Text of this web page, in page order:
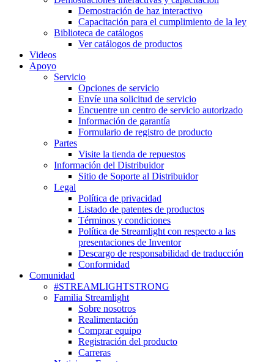
Demostración de haz interactivo
Capacitación para el cumplimiento de la ley
Biblioteca de catálogos
Ver catálogos de productos
Videos
Apoyo
Servicio
Opciones de servicio
Envíe una solicitud de servicio
Encuentre un centro de servicio autorizado
Información de garantía
Formulario de registro de producto
Partes
Visite la tienda de repuestos
Información del Distribuidor
Sitio de Soporte al Distribuidor
Legal
Política de privacidad
Listado de patentes de productos
Términos y condiciones
Política de Streamlight con respecto a las
presentaciones de Inventor
Descargo de responsabilidad de traducción
Conformidad
Comunidad
#STREAMLIGHTSTRONG
Familia Streamlight
Sobre nosotros
Realimentación
Comprar equipo
Registración del producto
Carreras